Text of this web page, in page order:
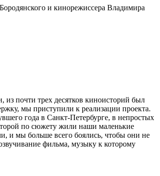
и кинорежиссера Владимира
почти трех десятков киноисторий был
мы приступили к реализации проекта.
года в Санкт-Петербурге, в непростых
по сюжету жили наши маленькие
и мы больше всего боялись, чтобы они не
фильма, музыку к которому